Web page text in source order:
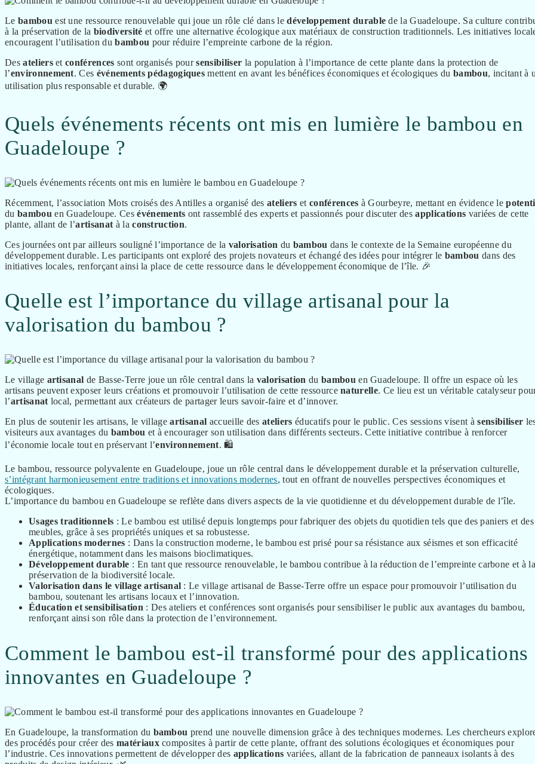
Le bambou est une ressource renouvelable qui joue un rôle clé dans ledéveloppement durable de la Guadeloupe. Sa culture
à la préservation de la biodiversité et offre une alternative écologique aux matériaux de construction traditionnels. Les initiatives
encouragent l’utilisation dubambou pour réduire l’empreinte carbone de la région.
Desateliersetconférences sont organisés poursensibiliser la population à l’importance de cette plante dans la protection de
l’environnement. Ces événements pédagogiques mettent en avant les bénéfices économiques et écologiques du bambou, incitant à
utilisation plus responsable et durable. 🌍
Quels événements récents ont mis en lumière le bambou en
Guadeloupe ?
Récemment, l’association Mots croisés des Antilles a organisé desateliers et conférences à Gourbeyre, mettant en évidence le
du bambou en Guadeloupe. Cesévénements ont rassemblé des experts et passionnés pour discuter desapplications variées de cette
plante, allant de l’artisanat à laconstruction.
Ces journées ont par ailleurs souligné l’importance de la valorisation du bambou dans le contexte de la Semaine européenne du
développement durable. Les participants ont exploré des projets novateurs et échangé des idées pour intégrer le bambou dans des
initiatives locales, renforçant ainsi la place de cette ressource dans le développement économique de l’île. 🎉
Quelle est l’importance du village artisanal pour la
valorisation du bambou ?
Le village artisanal de Basse-Terre joue un rôle central dans la valorisation du bambou en Guadeloupe. Il offre un espace où les
artisans peuvent exposer leurs créations et promouvoir l’utilisation de cette ressourcenaturelle. Ce lieu est un véritable catalyseur
l’artisanat local, permettant aux créateurs de partager leurs savoir-faire et d’innover.
En plus de soutenir les artisans, le villageartisanal accueille desateliers éducatifs pour le public. Ces sessions visent àsensibiliser
visiteurs aux avantages du bambou et à encourager son utilisation dans différents secteurs. Cette initiative contribue à renforcer
l’économie locale tout en préservant l’environnement. 🛍️
Le bambou, ressource polyvalente en Guadeloupe, joue un rôle central dans le développement durable et la préservation culturelle,
s’intégrant harmonieusement entre traditions et innovations modernes, tout en offrant de nouvelles perspectives économiques et
écologiques.
L’importance du bambou en Guadeloupe se reflète dans divers aspects de la vie quotidienne et du développement durable de l’île.
Usages traditionnels : Le bambou est utilisé depuis longtemps pour fabriquer des objets du quotidien tels que des paniers et des
meubles, grâce à ses propriétés uniques et sa robustesse.
Applications modernes : Dans la construction moderne, le bambou est prisé pour sa résistance aux séismes et son efficacité
énergétique, notamment dans les maisons bioclimatiques.
Développement durable : En tant que ressource renouvelable, le bambou contribue à la réduction de l’empreinte carbone et à
préservation de la biodiversité locale.
Valorisation dans le village artisanal : Le village artisanal de Basse-Terre offre un espace pour promouvoir l’utilisation du
bambou, soutenant les artisans locaux et l’innovation.
Éducation et sensibilisation : Des ateliers et conférences sont organisés pour sensibiliser le public aux avantages du bambou,
renforçant ainsi son rôle dans la protection de l’environnement.
Comment le bambou est-il transformé pour des applications
innovantes en Guadeloupe ?
En Guadeloupe, la transformation du bambou prend une nouvelle dimension grâce à des techniques modernes. Les chercheurs
des procédés pour créer des matériauxcomposites à partir de cette plante, offrant des solutions écologiques et économiques pour
l’industrie. Ces innovations permettent de développer des applications variées, allant de la fabrication de panneaux isolants à des